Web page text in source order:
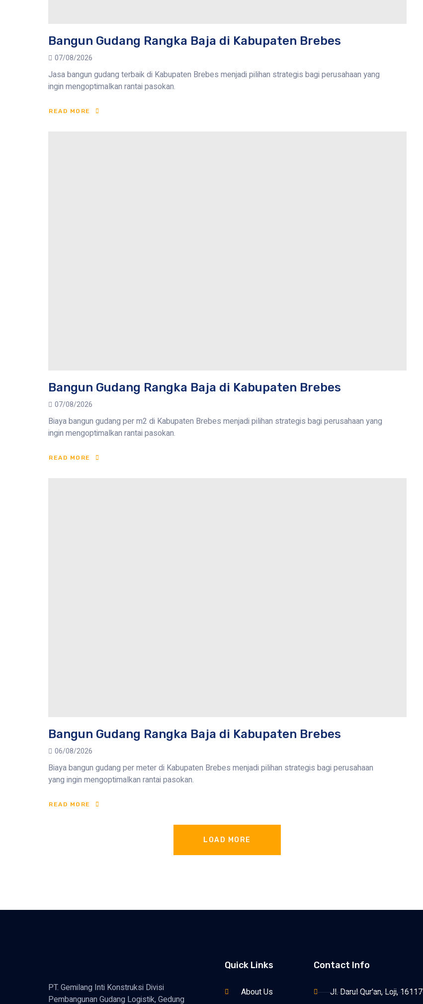
Bangun Gudang Rangka Baja di Kabupaten Brebes
07/08/2026
Jasa bangun gudang terbaik di Kabupaten Brebes menjadi pilihan strategis bagi perusahaan yang
ingin mengoptimalkan rantai pasokan.
READ MORE
Bangun Gudang Rangka Baja di Kabupaten Brebes
07/08/2026
Biaya bangun gudang per m2 di Kabupaten Brebes menjadi pilihan strategis bagi perusahaan yang
ingin mengoptimalkan rantai pasokan.
READ MORE
Bangun Gudang Rangka Baja di Kabupaten Brebes
06/08/2026
Biaya bangun gudang per meter di Kabupaten Brebes menjadi pilihan strategis bagi perusahaan
yang ingin mengoptimalkan rantai pasokan.
READ MORE
LOAD MORE
PT. Gemilang Inti Konstruksi Divisi
Pembangunan Gudang Logistik, Gedung
Quick Links
About Us
Contact Info
Jl. Darul Qur'an, Loji, 16117